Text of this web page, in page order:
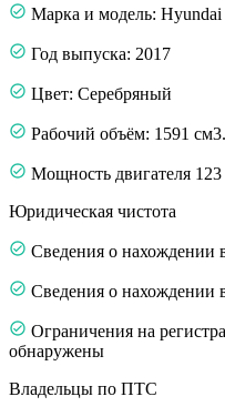
Марка и модель: Hyundai
Год выпуска: 2017
Цвет: Серебряный
Рабочий объём: 1591 см3.
Мощность двигателя 123
Юридическая чистота
Сведения о нахождении
Сведения о нахождении
Ограничения на
обнаружены
Владельцы по ПТС